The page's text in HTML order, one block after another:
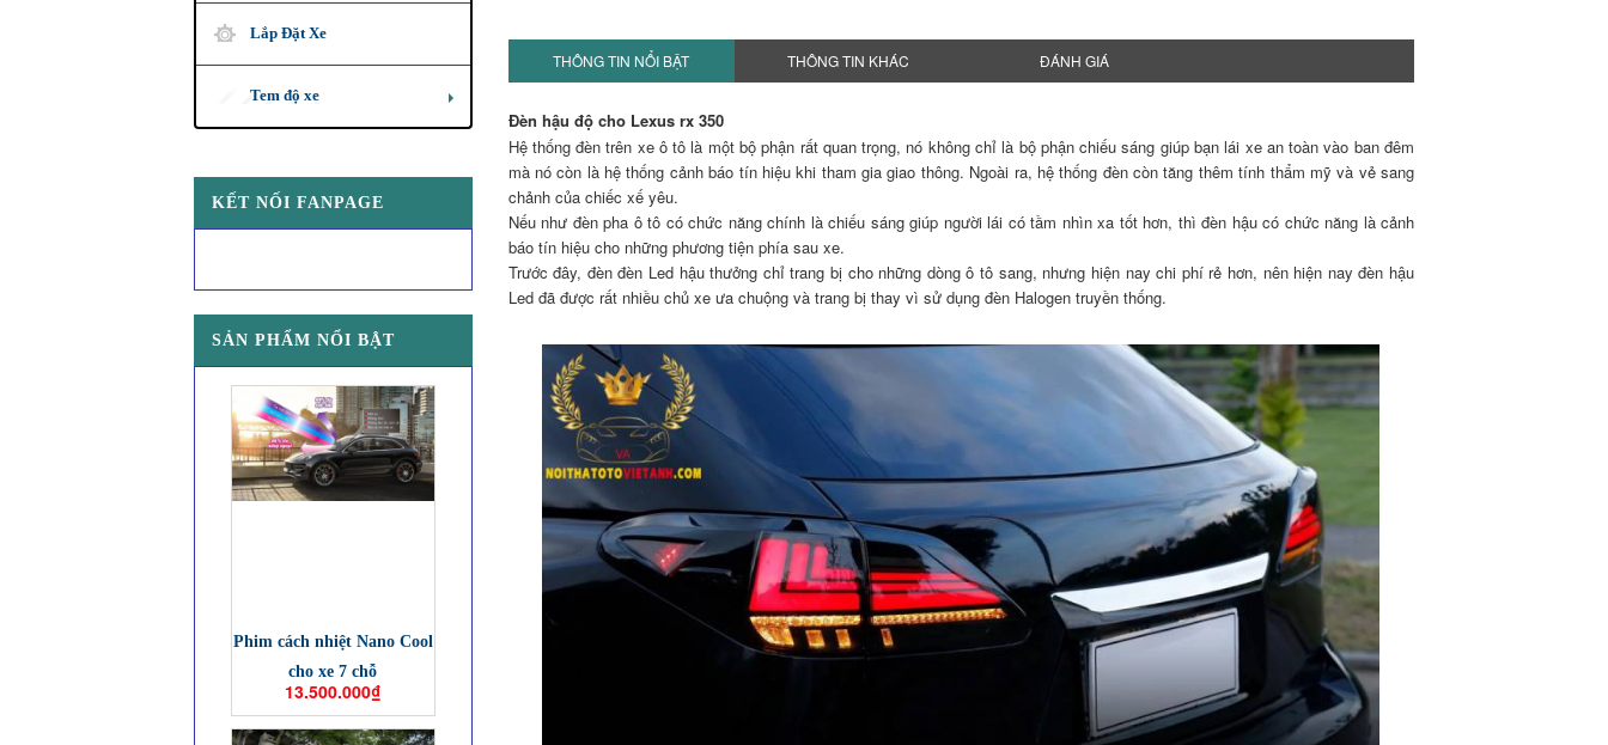
Lắp Đặt Xe
Tem độ xe
KẾT NỐI FANPAGE
SẢN PHẨM NỔI BẬT
Phim cách nhiệt Nano Cool
cho xe 7 chỗ
13.500.000₫
THÔNG TIN NỔI BẬT THÔNG TIN KHÁC ĐÁNH GIÁ
Đèn hậu độ cho Lexus rx 350
Hệ thống đèn trên xe ô tô là một bộ phận rất quan trọng, nó không chỉ là bộ phận chiếu sáng giúp bạn lái xe an toàn vào ban đêm
mà nó còn là hệ thống cảnh báo tín hiệu khi tham gia giao thông. Ngoài ra, hệ thống đèn còn tăng thêm tính thẩm mỹ và vẻ sang
chảnh của chiếc xế yêu.
Nếu như đèn pha ô tô có chức năng chính là chiếu sáng giúp người lái có tầm nhìn xa tốt hơn, thì đèn hậu có chức năng là cảnh
báo tín hiệu cho những phương tiện phía sau xe.
Trước đây, đèn đèn Led hậu thưởng chỉ trang bị cho những dòng ô tô sang, nhưng hiện nay chi phí rẻ hơn, nên hiện nay đèn hậu
Led đã được rất nhiều chủ xe ưa chuộng và trang bị thay vì sử dụng đèn Halogen truyền thống.